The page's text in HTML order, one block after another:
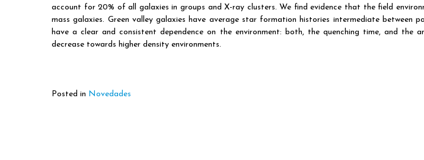
account for 20% of all galaxies in groups and X-ray clusters. We find evidence that the field
mass galaxies. Green valley galaxies have average star formation histories intermediate between
have a clear and consistent dependence on the environment: both, the quenching time, and
decrease towards higher density environments.
Posted in Novedades